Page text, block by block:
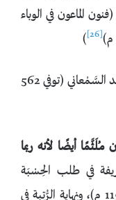
الماعون في الوباء
[26]
)
». رسالة لأبي سعد السَّمْعاني (توفي 562
مـُلَثَّمًا أيضًا لأنه ربما
في طلب الحِسْبَة
الشريفة للشَّيْزَرِي (توفي نحو 590 ه / 1194 م)، ونهاية الرُّتبة في